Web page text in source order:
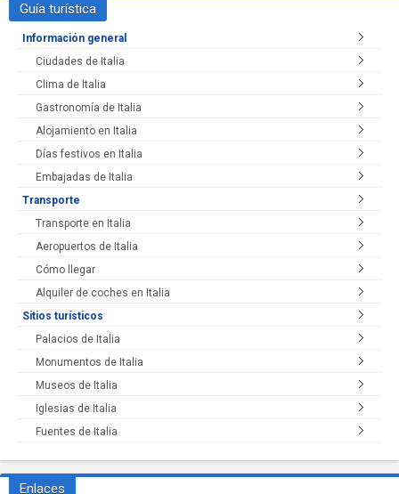
Guía turística
Información general
Ciudades de Italia
Clima de Italia
Gastronomía de Italia
Alojamiento en Italia
Días festivos en Italia
Embajadas de Italia
Transporte
Transporte en Italia
Aeropuertos de Italia
Cómo llegar
Alquiler de coches en Italia
Sitios turísticos
Palacios de Italia
Monumentos de Italia
Museos de Italia
Iglesias de Italia
Fuentes de Italia
Enlaces